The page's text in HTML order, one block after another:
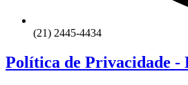
(21) 2445-4434
Política de Privacidade -